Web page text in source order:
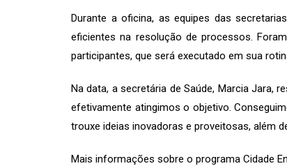
Durante a oficina, as equipes das
eficientes na resolução de processos.
participantes, que será executado em sua
Na data, a secretária de Saúde, Marcia Jara,
efetivamente atingimos o objetivo.
trouxe ideias inovadoras e proveitosas, além
Mais informações sobre o programa Cidade